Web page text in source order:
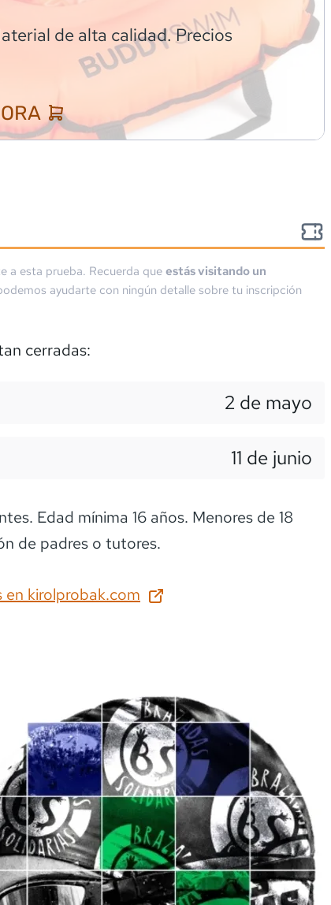
de alta calidad. Precios
a esta prueba. Recuerda queestás visitando un
ayudarte con ningún detalle sobre tu inscripción
cerradas:
2 de mayo
11 de junio
Edad mínima 16 años. Menores de 18
de padres o tutores.
en kirolprobak.com